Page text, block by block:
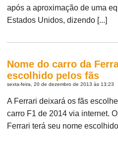
após a aproximação de uma
Estados Unidos, dizendo [...]
Nome do carro da
escolhido pelos fãs
sexta-feira, 20 de dezembro de 2013 às 13:23
A Ferrari deixará os fãs
carro F1 de 2014 via internet.
Ferrari terá seu nome